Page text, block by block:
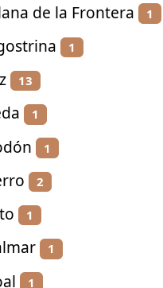
de la Frontera 1
1
13
1
1
2
1
1
1